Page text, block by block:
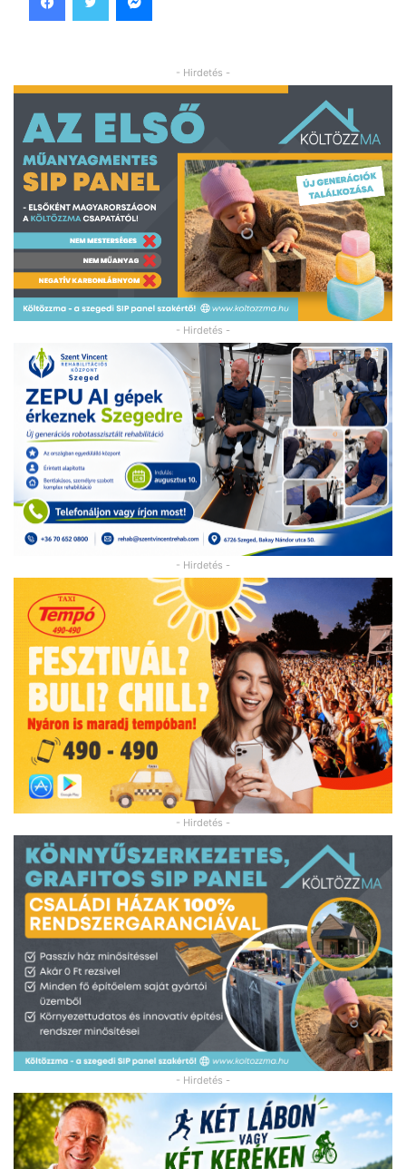
- Hirdetés -
- Hirdetés -
- Hirdetés -
- Hirdetés -
- Hirdetés -